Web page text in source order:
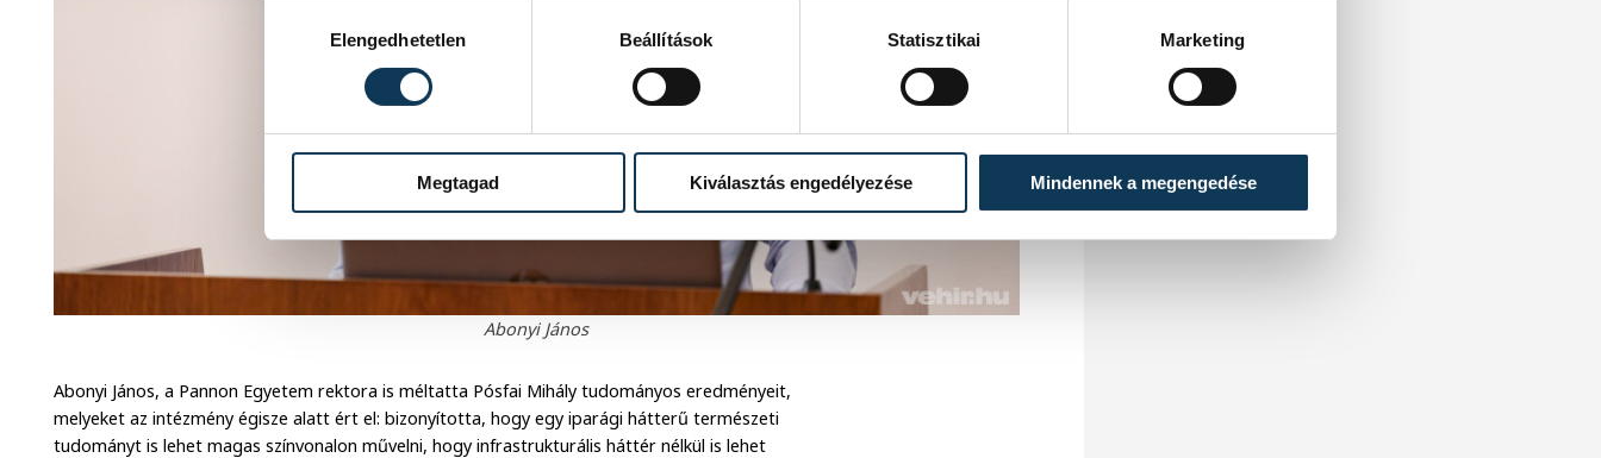
Elengedhetetlen
Beállítások Statisztikai Marketing
Megtagad Kiválasztás engedélyezése Mindennek a megengedése
Abonyi János
Abonyi János, a Pannon Egyetem rektora is méltatta Pósfai Mihály tudományos eredményeit,
melyeket az intézmény égisze alatt ért el: bizonyította, hogy egy iparági hátterű természeti
tudományt is lehet magas színvonalon művelni, hogy infrastrukturális háttér nélkül is lehet